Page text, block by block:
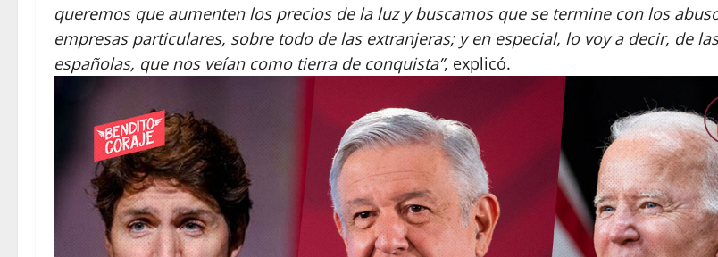
queremos que aumenten los precios de la luz y buscamos que se termine con los
empresas particulares, sobre todo de las extranjeras; y en especial, lo voy a decir, de las
españolas, que nos veían como tierra de conquista”, explicó.